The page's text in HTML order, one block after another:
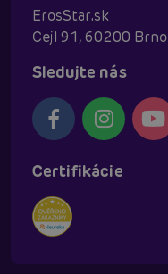
ErosStar.sk
Cejl 91, 60200 Brno
Sledujte nás
Certifikácie